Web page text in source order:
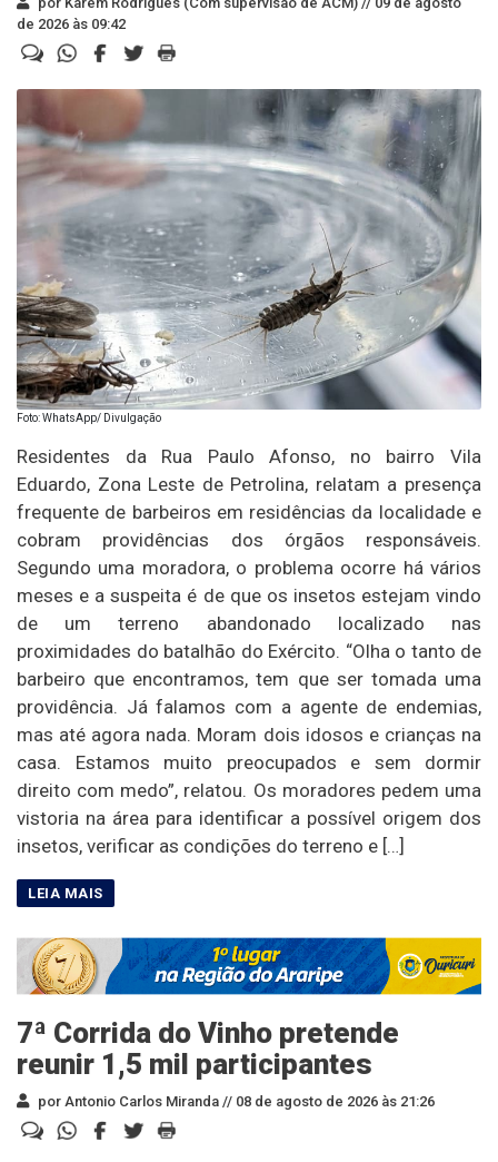
de 2026 às 09:42
Foto: WhatsApp/ Divulgação
Residentes da Rua Paulo Afonso, no bairro Vila
Eduardo, Zona Leste de Petrolina, relatam a presença
frequente de barbeiros em residências da localidade e
cobram providências dos órgãos responsáveis.
Segundo uma moradora, o problema ocorre há vários
meses e a suspeita é de que os insetos estejam vindo
de um terreno abandonado localizado nas
proximidades do batalhão do Exército. “Olha o tanto de
barbeiro que encontramos, tem que ser tomada uma
providência. Já falamos com a agente de endemias,
mas até agora nada. Moram dois idosos e crianças na
casa. Estamos muito preocupados e sem dormir
direito com medo”, relatou. Os moradores pedem uma
vistoria na área para identificar a possível origem dos
insetos, verificar as condições do terreno e […]
7ª Corrida do Vinho pretende
reunir 1,5 mil participantes
por Antonio Carlos Miranda // 08 de agosto de 2026 às 21:26